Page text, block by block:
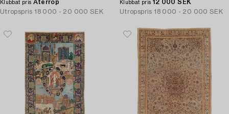
Klubbat pris Återrop
Utropspris 18 000 - 20 000 SEK
Klubbat pris 12 000 SEK
Utropspris 18 000 - 20 000 SEK